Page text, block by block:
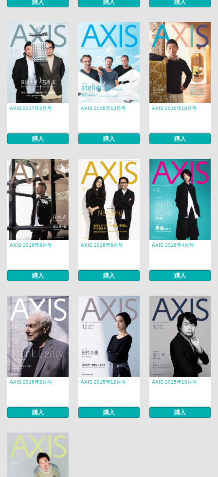
購入 購入 購入
AXIS 2017年2月号
購入
AXIS 2016年12月号
購入
AXIS 2016年10月号
購入
AXIS 2016年8月号
購入
AXIS 2016年6月号
購入
AXIS 2016年4月号
購入
AXIS 2016年2月号
購入
AXIS 2015年12月号
購入
AXIS 2015年10月号
購入